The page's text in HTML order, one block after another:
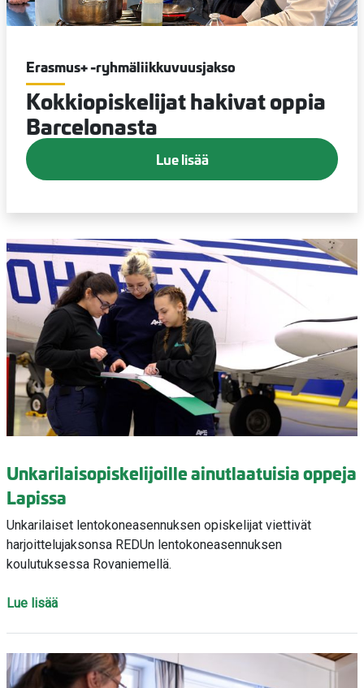
Erasmus+ -ryhmäliikkuvuusjakso
Kokkiopiskelijat hakivat oppia
Barcelonasta
Lue lisää
Unkarilaisopiskelijoille ainutlaatuisia oppeja
Lapissa
Unkarilaiset lentokoneasennuksen opiskelijat viettivät
harjoittelujaksonsa REDUn lentokoneasennuksen
koulutuksessa Rovaniemellä.
Lue lisää